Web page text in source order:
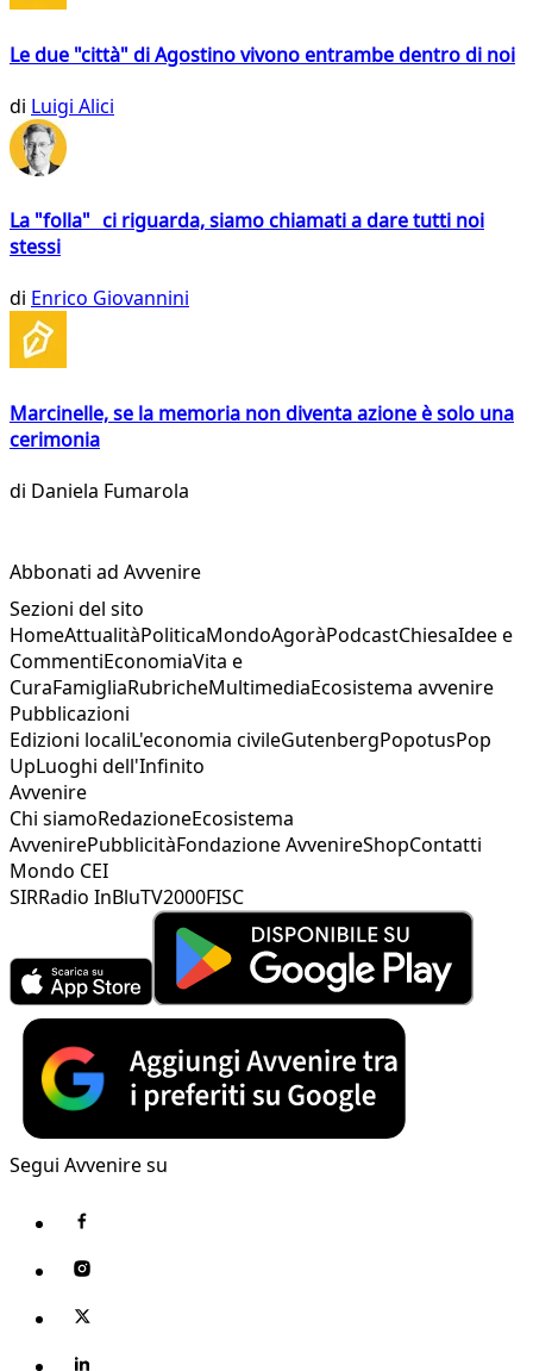
Le due "città" di Agostino vivono entrambe dentro di noi
di Luigi Alici
La "folla" ci riguarda, siamo chiamati a dare tutti noi
stessi
di Enrico Giovannini
Marcinelle, se la memoria non diventa azione è solo una
cerimonia
di Daniela Fumarola
Abbonati ad Avvenire
Sezioni del sito
HomeAttualitàPoliticaMondoAgoràPodcastChiesaIdee e
CommentiEconomiaVita e
CuraFamigliaRubricheMultimediaEcosistema avvenire
Pubblicazioni
Edizioni localiL'economia civileGutenbergPopotusPop
UpLuoghi dell'Infinito
Avvenire
Chi siamoRedazioneEcosistema
AvvenirePubblicitàFondazione AvvenireShopContatti
Mondo CEI
SIRRadio InBluTV2000FISC
Segui Avvenire su